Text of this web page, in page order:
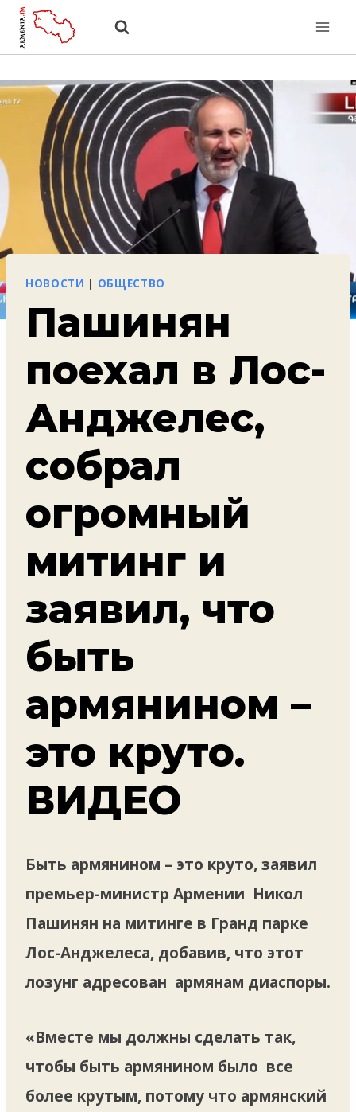
Перейти
НОВОСТИ ОБЩЕСТВО
Пашинян
поехал в Лос-
Анджелес,
собрал
огромный
митинг и
заявил, что
быть
армянином –
это круто.
ВИДЕО
Быть армянином – это круто, заявил
премьер-министр Армении Никол
Пашинян на митинге в Гранд парке
Лос-Анджелеса, добавив, что этот
лозунг адресован армянам диаспоры.
«Вместе мы должны сделать так,
чтобы быть армянином было все
более крутым, потому что армянский